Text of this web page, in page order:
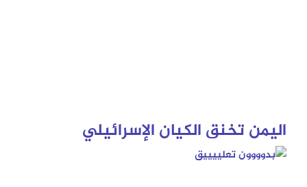
اليمن تخنق الكيان الإسرائيلي